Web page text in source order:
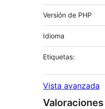
Versión de PHP
Idioma
Etiquetas:
Vista avanzada
Valoraciones